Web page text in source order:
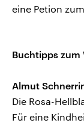
eine Petion
Buchtipps zum
Almut
Die Rosa-
Für eine